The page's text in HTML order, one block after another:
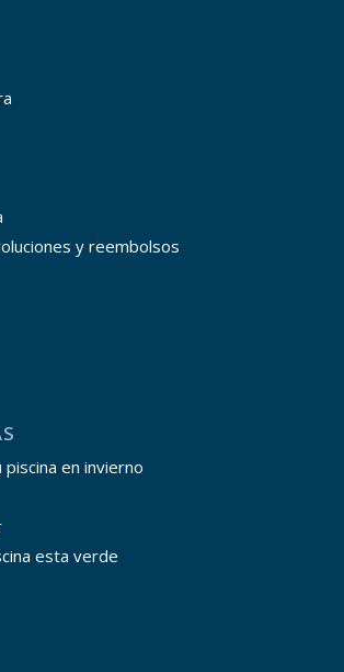
y reembolsos
en invierno
esta verde